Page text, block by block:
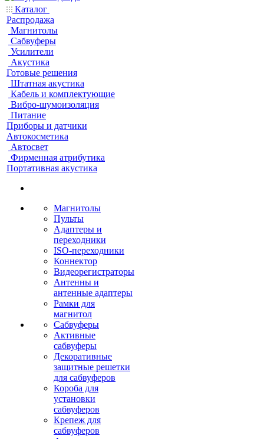
Каталог
Распродажа
Магнитолы
Сабвуферы
Усилители
Акустика
Готовые решения
Штатная акустика
Кабель и комплектующие
Вибро-шумоизоляция
Питание
Приборы и датчики
Автокосметика
Автосвет
Фирменная атрибутика
Портативная акустика
Магнитолы
Пульты
Адаптеры и
переходники
ISO-переходники
Коннектор
Видеорегистраторы
Антенны и
антенные адаптеры
Рамки для
магнитол
Сабвуферы
Активные
сабвуферы
Декоративные
защитные решетки
для сабвуферов
Короба для
установки
сабвуферов
Крепеж для
сабвуферов